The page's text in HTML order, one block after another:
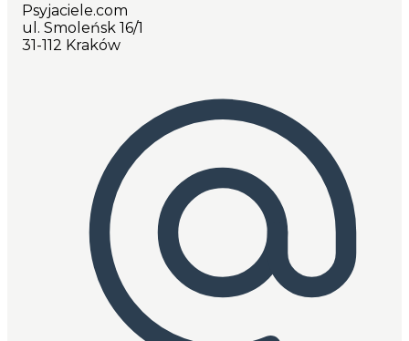
Psyjaciele.com
ul. Smoleńsk 16/1
31-112 Kraków